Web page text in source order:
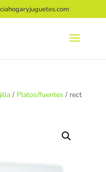
/ Platos/fuentes / rect